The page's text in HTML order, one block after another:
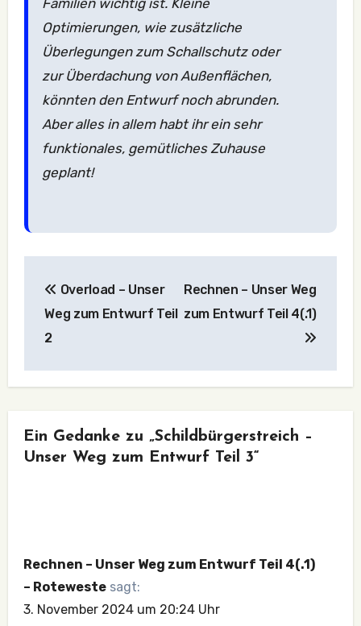
Optimierungen, wie zusätzliche
Überlegungen zum Schallschutz oder
zur Überdachung von Außenflächen,
könnten den Entwurf noch abrunden.
Aber alles in allem habt ihr ein sehr
funktionales, gemütliches Zuhause
geplant!
Overload – Unser
Weg zum Entwurf Teil
2
Rechnen – Unser Weg
zum Entwurf Teil 4(.1)
Ein Gedanke zu „Schildbürgerstreich –
Unser Weg zum Entwurf Teil 3“
Rechnen – Unser Weg zum Entwurf Teil 4(.1)
– Roteweste sagt:
3. November 2024 um 20:24 Uhr